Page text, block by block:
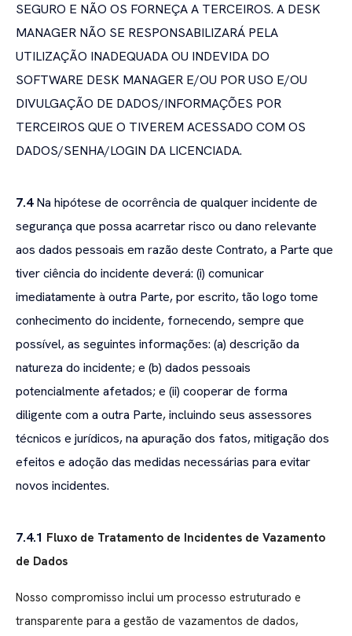
SEGURO E NÃO OS FORNEÇA A TERCEIROS. A DESK
MANAGER NÃO SE RESPONSABILIZARÁ PELA
UTILIZAÇÃO INADEQUADA OU INDEVIDA DO
SOFTWARE DESK MANAGER E/OU POR USO E/OU
DIVULGAÇÃO DE DADOS/INFORMAÇÕES POR
TERCEIROS QUE O TIVEREM ACESSADO COM OS
DADOS/SENHA/LOGIN DA LICENCIADA.
7.4Na hipótese de ocorrência de qualquer incidente de
segurança que possa acarretar risco ou dano relevante
aos dados pessoais em razão deste Contrato, a Parte que
tiver ciência do incidente deverá: (i) comunicar
imediatamente à outra Parte, por escrito, tão logo tome
conhecimento do incidente, fornecendo, sempre que
possível, as seguintes informações: (a) descrição da
natureza do incidente; e (b) dados pessoais
potencialmente afetados; e (ii) cooperar de forma
diligente com a outra Parte, incluindo seus assessores
técnicos e jurídicos, na apuração dos fatos, mitigação dos
efeitos e adoção das medidas necessárias para evitar
novos incidentes.
7.4.1 Fluxo de Tratamento de Incidentes de Vazamento
de Dados
Nosso compromisso inclui um processo estruturado e
transparente para a gestão de vazamentos de dados,